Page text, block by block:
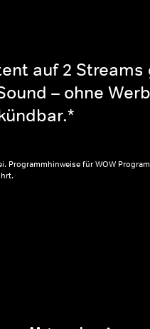
auf 2
– ohne
Programmhinweise für WOW